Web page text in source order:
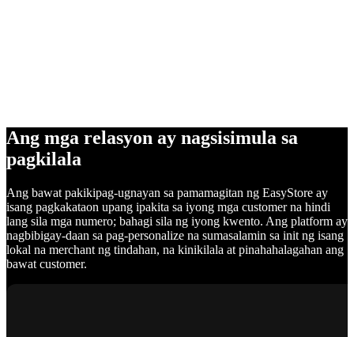
Ang mga relasyon ay nagsisimula sa
pagkilala
Ang bawat pakikipag-ugnayan sa pamamagitan ng EasyStore ay
isang pagkakataon upang ipakita sa iyong mga customer na hindi
lang sila mga numero; bahagi sila ng iyong kwento. Ang platform ay
nagbibigay-daan sa pag-personalize na sumasalamin sa init ng isang
lokal na merchant ng tindahan, na kinikilala at pinahahalagahan ang
bawat customer.